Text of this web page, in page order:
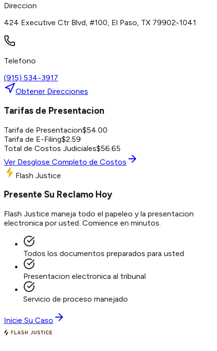
Direccion
424 Executive Ctr Blvd, #100, El Paso, TX 79902-1041
Telefono
(915) 534-3917
Obtener Direcciones
Tarifas de Presentacion
Tarifa de Presentacion$54.00
Tarifa de E-Filing$2.59
Total de Costos Judiciales$56.65
Ver Desglose Completo de Costos
Flash Justice
Presente Su Reclamo Hoy
Flash Justice maneja todo el papeleo y la presentacion
electronica por usted. Comience en minutos.
Todos los documentos preparados para usted
Presentacion electronica al tribunal
Servicio de proceso manejado
Inicie Su Caso